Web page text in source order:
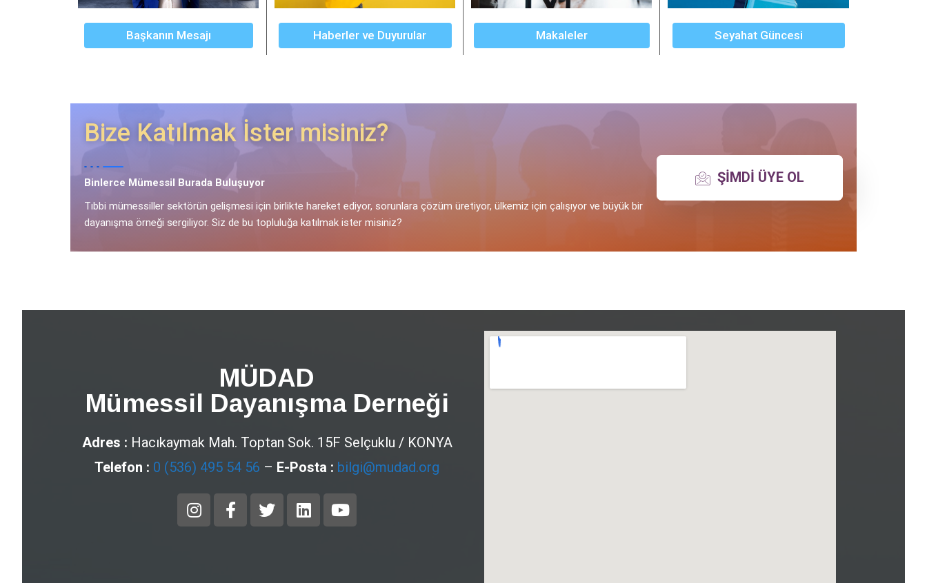
Başkanın Mesajı Haberler ve Duyurular Makaleler Seyahat Güncesi
Bize Katılmak İster misiniz?
Binlerce Mümessil Burada Buluşuyor
Tıbbi mümessiller sektörün gelişmesi için birlikte hareket ediyor, sorunlara çözüm üretiyor, ülkemiz için çalışıyor ve büyük bir
dayanışma örneği sergiliyor. Siz de bu topluluğa katılmak ister misiniz?
ŞIMDI ÜYE OL
MÜDAD
Mümessil Dayanışma Derneği
Adres : Hacıkaymak Mah. Toptan Sok. 15F Selçuklu / KONYA
Telefon : 0 (536) 495 54 56 – E-Posta : bilgi@mudad.org